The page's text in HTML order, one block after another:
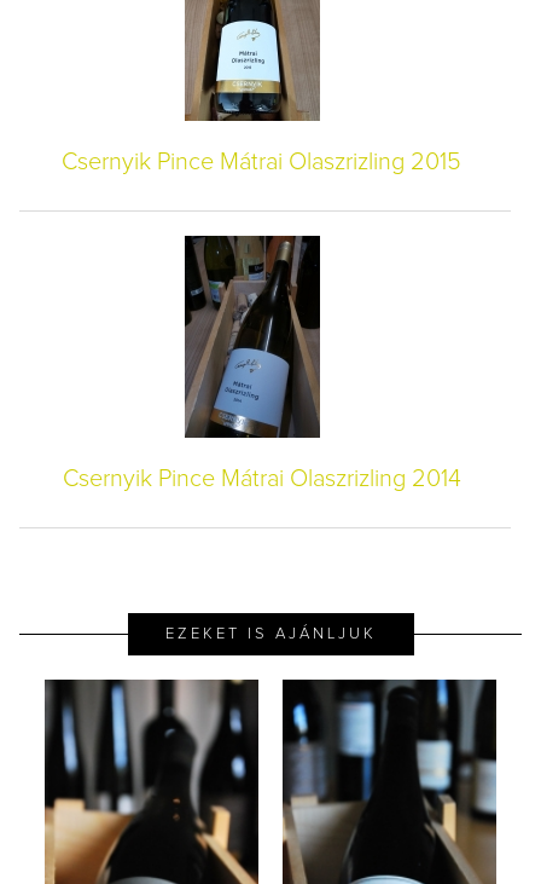
Csernyik Pince Mátrai Olaszrizling 2015
Csernyik Pince Mátrai Olaszrizling 2014
EZEKET IS AJÁNLJUK